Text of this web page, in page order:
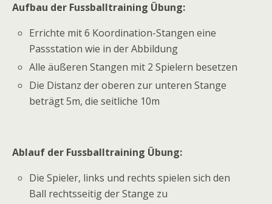
Aufbau der Fussballtraining Übung:
Errichte mit 6 Koordination-Stangen eine
Passstation wie in der Abbildung
Alle äußeren Stangen mit 2 Spielern besetzen
Die Distanz der oberen zur unteren Stange
beträgt 5m, die seitliche 10m
Ablauf der Fussballtraining Übung:
Die Spieler, links und rechts spielen sich den
Ball rechtsseitig der Stange zu